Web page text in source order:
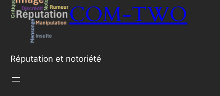
COM-TWO
Réputation et notoriété